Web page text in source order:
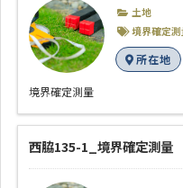
土地
境界確定測
所在地
境界確定測量
西脇135-1_境界確定測量